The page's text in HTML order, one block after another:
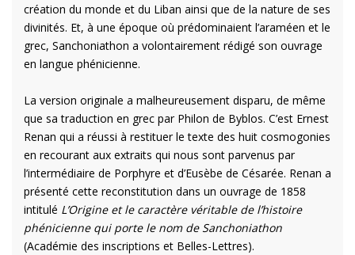
création du monde et du Liban ainsi que de la nature de ses
divinités. Et, à une époque où prédominaient l’araméen et le
grec, Sanchoniathon a volontairement rédigé son ouvrage
en langue phénicienne.
La version originale a malheureusement disparu, de même
que sa traduction en grec par Philon de Byblos. C’est Ernest
Renan qui a réussi à restituer le texte des huit cosmogonies
en recourant aux extraits qui nous sont parvenus par
l’intermédiaire de Porphyre et d’Eusèbe de Césarée. Renan a
présenté cette reconstitution dans un ouvrage de 1858
intitulé L’Origine et le caractère véritable de l’histoire
phénicienne qui porte le nom de Sanchoniathon
(Académie des inscriptions et Belles-Lettres).